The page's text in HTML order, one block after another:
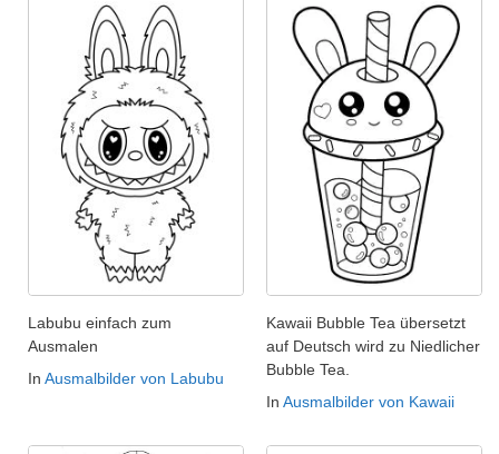
Labubu einfach zum
Ausmalen
In Ausmalbilder von Labubu
Kawaii Bubble Tea übersetzt
auf Deutsch wird zu Niedlicher
Bubble Tea.
In Ausmalbilder von Kawaii